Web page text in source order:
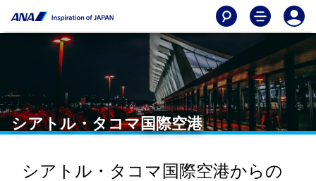
シアトル・タコマ国際空港
シアトル・タコマ国際空港からの